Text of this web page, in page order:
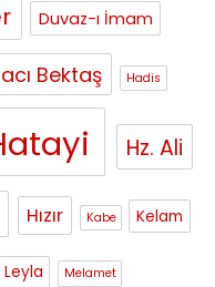
Duvaz-ı İmam
Bektaş Hadis
Hz. Ali
Hızır Kabe Kelam
Leyla Melamet